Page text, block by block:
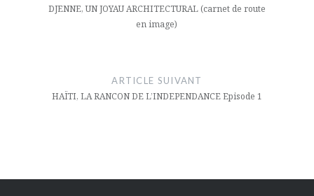
l’articleDJENNE, UN JOYAU ARCHITECTURAL (carnet de route
en image)
ARTICLE SUIVANT
HAÏTI, LA RANCON DE L’INDEPENDANCE Episode 1